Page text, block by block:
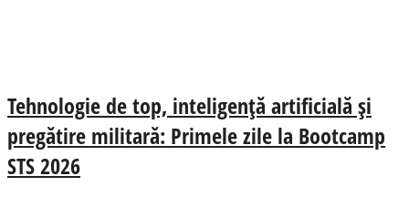
Tehnologie de top, inteligență artificială și
pregătire militară: Primele zile la Bootcamp
STS 2026